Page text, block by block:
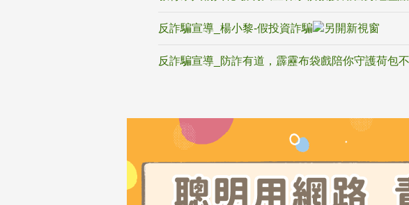
反詐騙宣導_楊小黎-假投資詐騙
反詐騙宣導_防詐有道，霹靂布袋戲陪你守護荷包